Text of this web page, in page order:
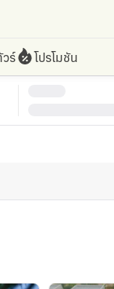
ร์ โปรโมชัน